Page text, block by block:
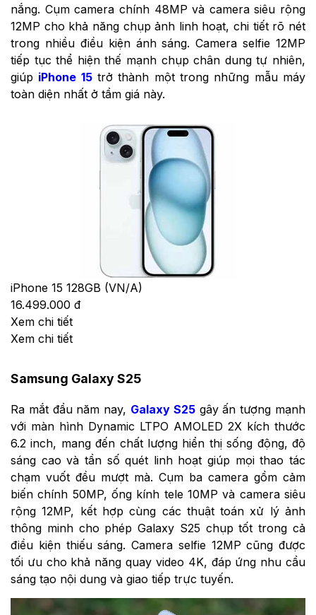
nắng. Cụm camera chính 48MP và camera siêu rộng
12MP cho khả năng chụp ảnh linh hoạt, chi tiết rõ nét
trong nhiều điều kiện ánh sáng. Camera selfie 12MP
tiếp tục thể hiện thế mạnh chụp chân dung tự nhiên,
giúp iPhone 15trở thành một trong những mẫu máy
toàn diện nhất ở tầm giá này.
iPhone 15 128GB (VN/A)
16.499.000 đ
Xem chi tiết
Xem chi tiết
Samsung Galaxy S25
Ra mắt đầu năm nay, Galaxy S25gây ấn tượng mạnh
với màn hình Dynamic LTPO AMOLED 2X kích thước
6.2 inch, mang đến chất lượng hiển thị sống động, độ
sáng cao và tần số quét linh hoạt giúp mọi thao tác
chạm vuốt đều mượt mà. Cụm ba camera gồm cảm
biến chính 50MP, ống kính tele 10MP và camera siêu
rộng 12MP, kết hợp cùng các thuật toán xử lý ảnh
thông minh cho phép Galaxy S25 chụp tốt trong cả
điều kiện thiếu sáng. Camera selfie 12MP cũng được
tối ưu cho khả năng quay video 4K, đáp ứng nhu cầu
sáng tạo nội dung và giao tiếp trực tuyến.